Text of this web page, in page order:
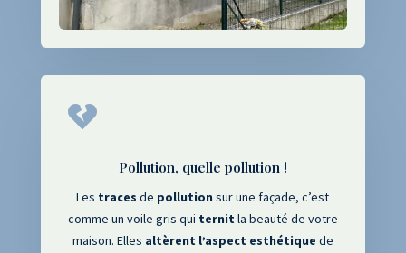

Pollution, quelle pollution !
Les traces de pollution sur une façade, c’est
comme un voile gris qui ternit la beauté de votre
maison. Elles altèrent l’aspect esthétique de